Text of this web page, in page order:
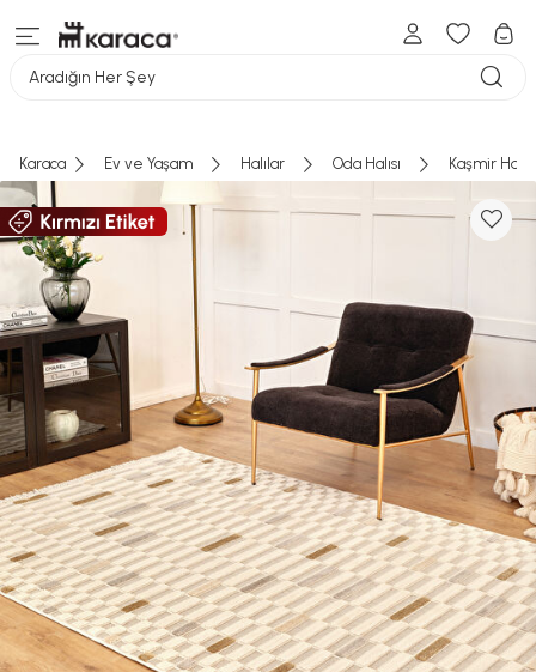
Aradığın Her Şey
Karaca Ev ve Yaşam Halılar Oda Halısı Kaşmir Halı